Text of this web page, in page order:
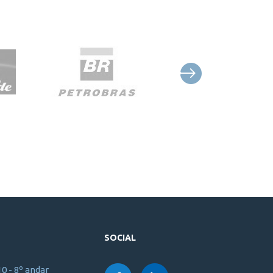
- 8º andar
SOCIAL